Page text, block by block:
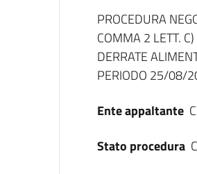
Dati del
PROCEDURA
COMMA 2 LETT.
DERRATE
PERIODO 25/08/
Ente appaltante
Stato procedura